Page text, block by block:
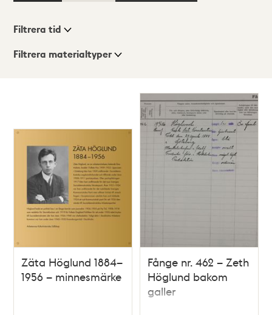
Visningsläge
Filtrera tid
Filtrera materialtyper
Zäta Höglund 1884–
1956 – minnesmärke
Fånge nr. 462 – Zeth
Höglund bakom
galler